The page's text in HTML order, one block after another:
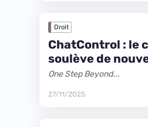
Droit
ChatControl : le
soulève de
One Step Beyond...
27/11/2025